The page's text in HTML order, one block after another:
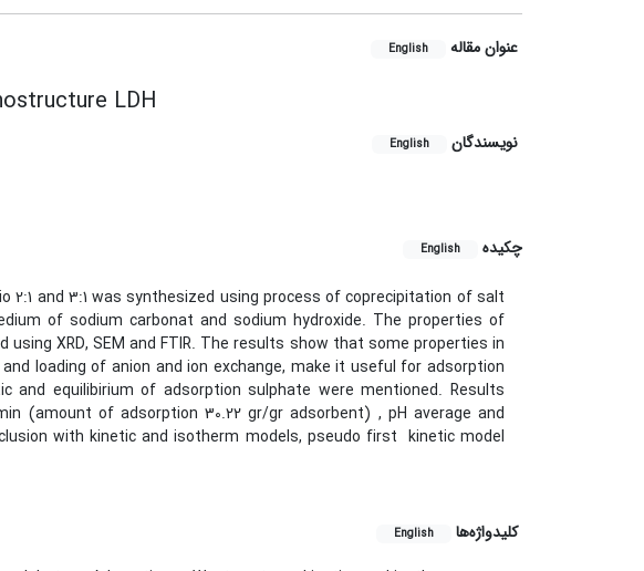
عنوان مقاله English
LDH
نویسندگان English
چکیده
English
and 3:1 was synthesized using process of coprecipitation of salt
of sodium carbonat and sodium hydroxide. The properties of
XRD, SEM and FTIR. The results show that some properties in
loading of anion and ion exchange, make it useful for adsorption
and equilibirium of adsorption sulphate were mentioned. Results
(amount of adsorption 30.22 gr/gr adsorbent) , pH average and
with kinetic and isotherm models, pseudo first kinetic model
کلیدواژه‌ها English